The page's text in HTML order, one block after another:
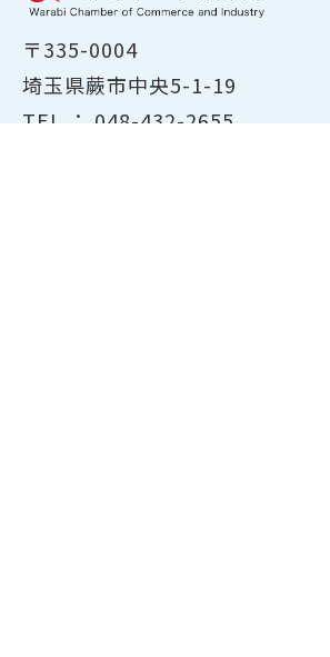
〒335-0004
埼玉県蕨市中央5-1-19
TEL ： 048-432-2655